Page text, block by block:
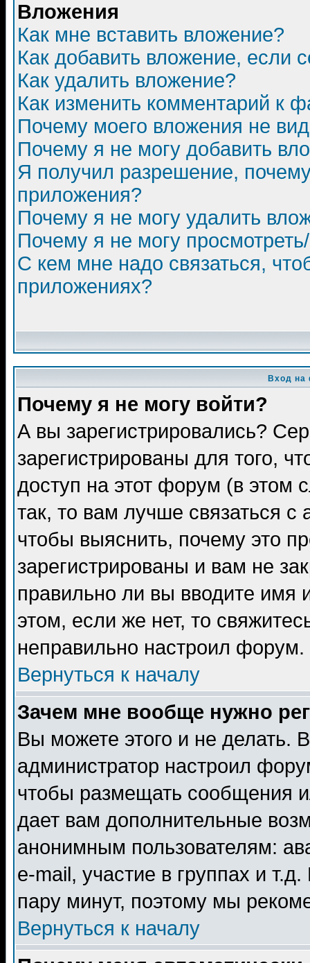
Вложения
Как мне вставить вложение?
Как добавить вложение, если
Как удалить вложение?
Как изменить комментарий к
Почему моего вложения не
Почему я не могу добавить
Я получил разрешение,
приложения?
Почему я не могу удалить
Почему я не могу
С кем мне надо связаться,
приложениях?
Вход на
Почему я не могу войти?
А вы зарегистрировались?
зарегистрированы для того,
доступ на этот форум (в этом
так, то вам лучше связаться
чтобы выяснить, почему это
зарегистрированы и вам не
правильно ли вы вводите
этом, если же нет, то
неправильно настроил форум.
Вернуться к началу
Зачем мне вообще нужно
Вы можете этого и не делать.
администратор настроил
чтобы размещать сообщения
дает вам дополнительные
анонимным пользователям:
e-mail, участие в группах и
пару минут, поэтому мы
Вернуться к началу